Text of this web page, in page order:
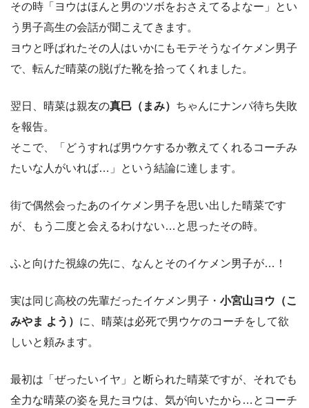
その時「ヨウはほんと男のツボをおさえてるよなー」とい
う男子高生の会話が聞こえてきます。
ヨウと呼ばれたその人はいかにもモテそうなイケメン男子
で、転んだ晴菜の脱げた靴を拾ってくれました。
翌日、晴菜は親友の真巳（まみ） ちゃんにナンパ待ち失敗
を報告。
そこで、「どうすれば男ウケするか教えてくれるコーチみ
たいな人がいれば…」という結論に達します。
街で偶然会ったあのイケメン男子を思い出した晴菜です
が、もう二度と会えるわけない…と思ったその時。
ふと向けた視線の先に、なんとそのイケメン男子が…！
実は同じ高校の先輩だったイケメン男子・ 小宮山ヨウ（こ
みやま よう） に、晴菜は必死で男ウケのコーチをして欲
しいと頼みます。
最初は「ぜったいイヤ」と断られた晴菜ですが、それでも
全力な晴菜の姿を見たヨウは、気が向いたから…とコーチ